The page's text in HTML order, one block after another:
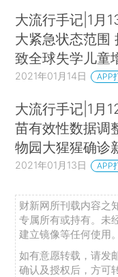
大流行手记|1月
大紧急状态范围
致全球失学儿童
2021年01月14日 APP
大流行手记|1月
苗有效性数据调
物园大猩猩确诊
2021年01月13日 APP
财新网所刊载内容之
专属所有或持有。未
建立镜像等任何使用。
如有意愿转载，请发
确认及授权后，方可